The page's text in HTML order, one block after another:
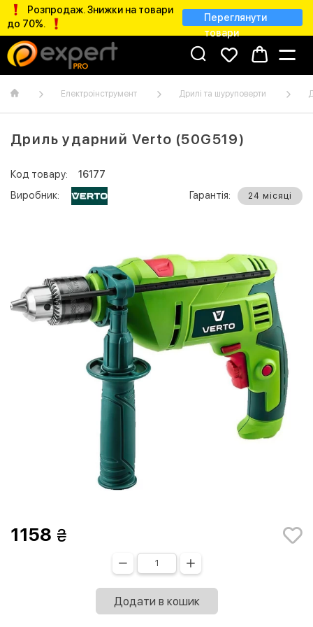
Розпродаж. Знижки на товари
до 70%.
Переглянути
товари
Електроінструмент Дрилі та шуруповерти
Дриль ударний Verto (50G519)
Код товару:
16177
Виробник:
Гарантія: 24 місяці
1158
Додати в кошик